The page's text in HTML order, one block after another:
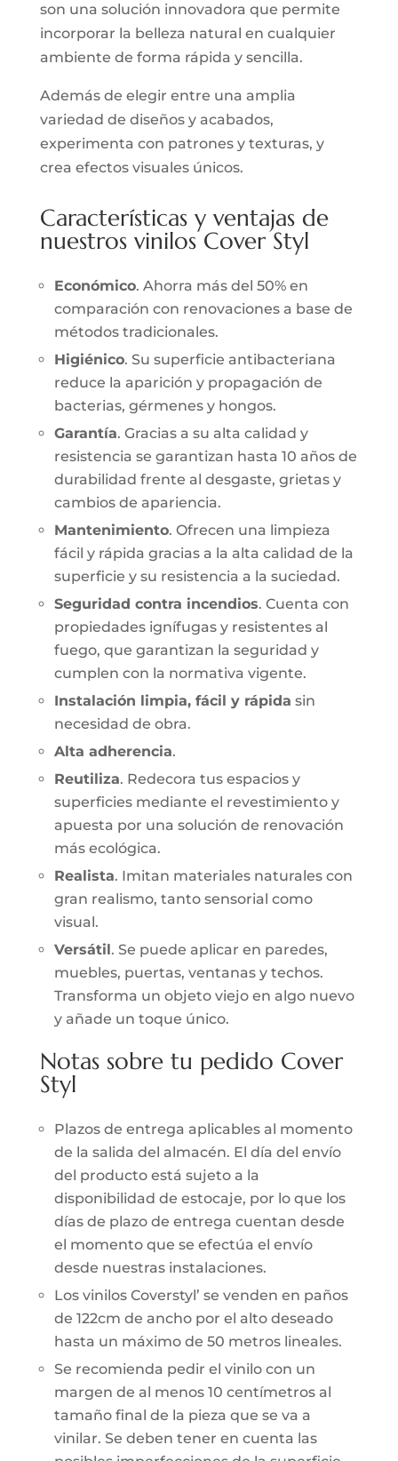
son una solución innovadora que permite
incorporar la belleza natural en cualquier
ambiente de forma rápida y sencilla.
Además de elegir entre una amplia
variedad de diseños y acabados,
experimenta con patrones y texturas, y
crea efectos visuales únicos.
Características y ventajas de
nuestros vinilos Cover Styl
Económico. Ahorra más del 50% en
comparación con renovaciones a base de
métodos tradicionales.
Higiénico. Su superficie antibacteriana
reduce la aparición y propagación de
bacterias, gérmenes y hongos.
Garantía. Gracias a su alta calidad y
resistencia se garantizan hasta 10 años de
durabilidad frente al desgaste, grietas y
cambios de apariencia.
Mantenimiento. Ofrecen una limpieza
fácil y rápida gracias a la alta calidad de la
superficie y su resistencia a la suciedad.
Seguridad contra incendios. Cuenta con
propiedades ignífugas y resistentes al
fuego, que garantizan la seguridad y
cumplen con la normativa vigente.
Instalación limpia, fácil y rápida sin
necesidad de obra.
Alta adherencia.
Reutiliza. Redecora tus espacios y
superficies mediante el revestimiento y
apuesta por una solución de renovación
más ecológica.
Realista. Imitan materiales naturales con
gran realismo, tanto sensorial como
visual.
Versátil . Se puede aplicar en paredes,
muebles, puertas, ventanas y techos.
Transforma un objeto viejo en algo nuevo
y añade un toque único.
Notas sobre tu pedido Cover
Styl
Plazos de entrega aplicables al momento
de la salida del almacén. El día del envío
del producto está sujeto a la
disponibilidad de estocaje, por lo que los
días de plazo de entrega cuentan desde
el momento que se efectúa el envío
desde nuestras instalaciones.
Los vinilos Coverstyl’ se venden en paños
de 122cm de ancho por el alto deseado
hasta un máximo de 50 metros lineales.
Se recomienda pedir el vinilo con un
margen de al menos 10 centímetros al
tamaño final de la pieza que se va a
vinilar. Se deben tener en cuenta las